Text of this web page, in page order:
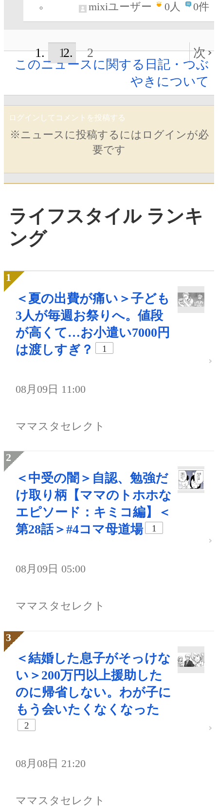
mixiユーザー
0人 0件
1 2
次
このニュースに関する日記・つぶ
やきについて
ログインしてコメントを投稿する
※ニュースに投稿するにはログインが必
要です
ライフスタイル ランキ
ング
＜夏の出費が痛い＞子ども
3人が毎週お祭りへ。値段
が高くて…お小遣い7000円
は渡しすぎ？
1
08月09日 11:00
ママスタセレクト
＜中受の闇＞自認、勉強だ
け取り柄【ママのトホホな
エピソード：キミコ編】＜
第28話＞#4コマ母道場
1
08月09日 05:00
ママスタセレクト
＜結婚した息子がそっけな
い＞200万円以上援助した
のに帰省しない。わが子に
もう会いたくなくなった
2
08月08日 21:20
ママスタセレクト